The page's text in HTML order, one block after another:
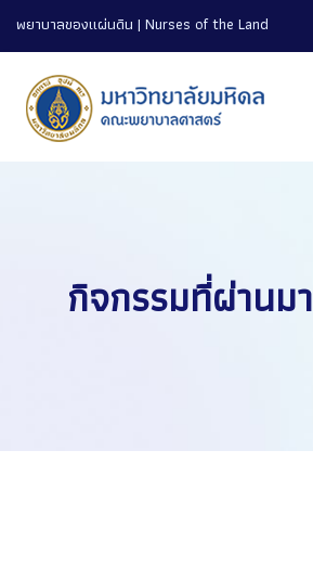
พยาบาลของแผ่นดิน | Nurses of the Land
กิจกรรมที่ผ่านมา